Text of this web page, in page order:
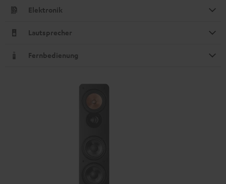
Elektronik
Lautsprecher
Fernbedienung